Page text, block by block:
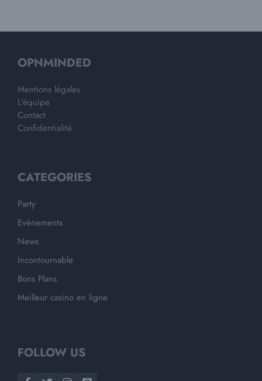
OPNMINDED
Mentions légales
L'équipe
Contact
Confidentialité
CATEGORIES
Party
Evènements
News
Incontournable
Bons Plans
Meilleur casino en ligne
FOLLOW US